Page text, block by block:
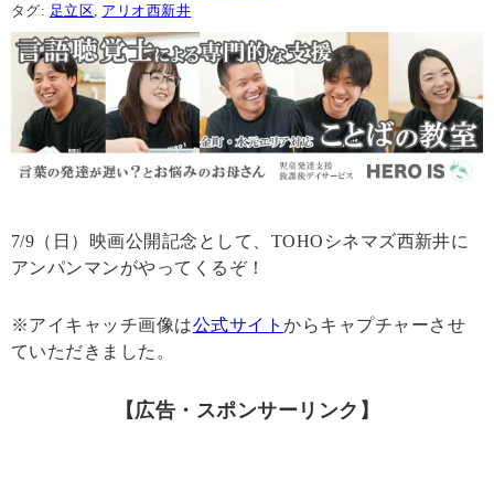
タグ: 足立区 アリオ西新井
7/9（日）映画公開記念として、TOHOシネマズ西新井に
アンパンマンがやってくるぞ！
※アイキャッチ画像は公式サイトからキャプチャーさせ
ていただきました。
【広告・スポンサーリンク】